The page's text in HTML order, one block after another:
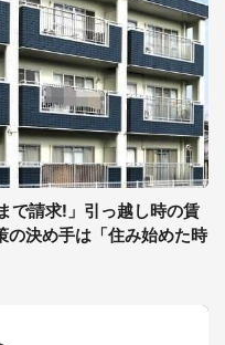
で請求!」引っ越し時の賃
の決め手は「住み始めた時